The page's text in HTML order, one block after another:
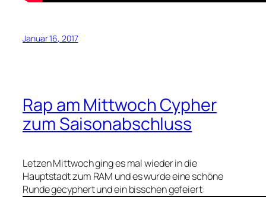
Januar 16, 2017
Rap am Mittwoch Cypher
zum Saisonabschluss
Letzen Mittwoch ging es mal wieder in die
Hauptstadt zum RAM und es wurde eine schöne
Runde gecyphert und ein bisschen gefeiert: